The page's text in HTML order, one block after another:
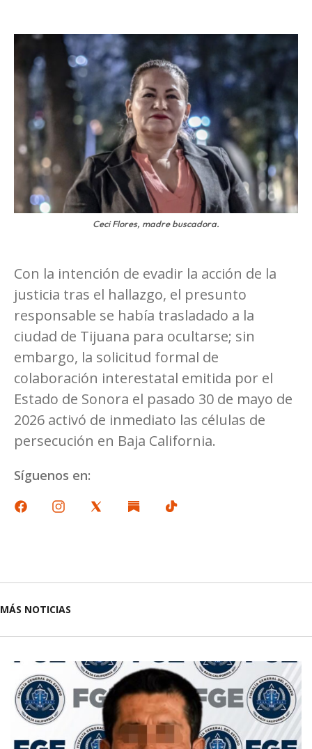
Ceci Flores, madre buscadora.
Con la intención de evadir la acción de la
justicia tras el hallazgo, el presunto
responsable se había trasladado a la
ciudad de Tijuana para ocultarse; sin
embargo, la solicitud formal de
colaboración interestatal emitida por el
Estado de Sonora el pasado 30 de mayo de
2026 activó de inmediato las células de
persecución en Baja California.
Síguenos en:
MÁS NOTICIAS